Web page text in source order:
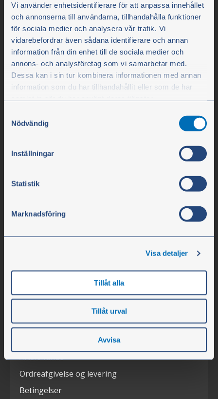
Vi använder enhetsidentifierare för att anpassa innehållet
och annonserna till användarna, tillhandahålla funktioner
för sociala medier och analysera vår trafik. Vi
vidarebefordrar även sådana identifierare och annan
information från din enhet till de sociala medier och
annons- och analysföretag som vi samarbetar med.
Dessa kan i sin tur kombinera informationen med annan
information som du har tillhandahållit eller som de har
Du kan när som helst ändra ditt val. För att återkalla ditt
samtycke klickar du på ”Cookie-ikonen” längst ned till
Nödvändig
Inställningar
Statistik
Marknadsföring
Visa detaljer
Tillåt alla
Tillåt urval
Avvisa
Olssons i Ellös
Olssons i Ellös AB
Slätthultsvägen 12
SE-474 31 Ellös
Tlf. +45 78 76 16 90
SE-nr. 556617-0154
Virksomheden
Om virksomheden
Nyheder
Kundeservice
Aftalekunde
Ordreafgivelse og levering
Betingelser